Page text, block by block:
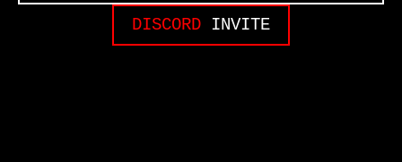
DISCORD INVITE